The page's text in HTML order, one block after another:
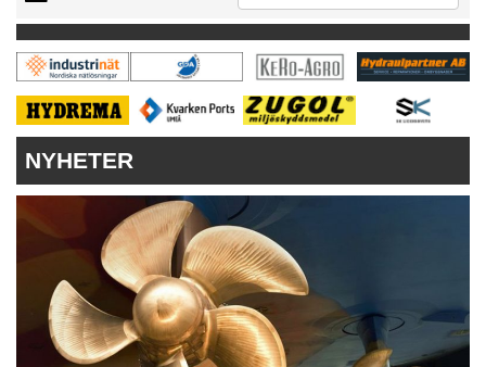
KONTAKT
VÅRA ANDRA MAGASIN
PRENUMERERA
ANNONSERA
NYHETER